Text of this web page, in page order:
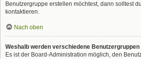
Benutzergruppe erstellen möchtest, dann solltest
kontaktieren.
Nach oben
Weshalb werden verschiedene
Es ist der Board-Administration möglich, den